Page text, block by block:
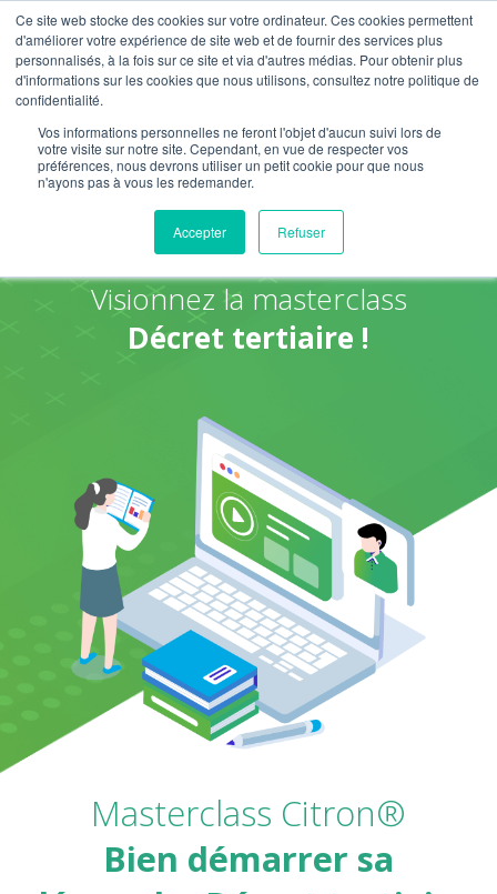
Ce site web stocke des cookies sur votre ordinateur. Ces cookies permettent
d'améliorer votre expérience de site web et de fournir des services plus
personnalisés, à la fois sur ce site et via d'autres médias. Pour obtenir plus
d'informations sur les cookies que nous utilisons, consultez notre politique de
confidentialité.
Vos informations personnelles ne feront l'objet d'aucun suivi lors de
votre visite sur notre site. Cependant, en vue de respecter vos
préférences, nous devrons utiliser un petit cookie pour que nous
n'ayons pas à vous les redemander.
Accepter Refuser
Visionnez la masterclass
Décret tertiaire !
Masterclass Citron®
Bien démarrer sa